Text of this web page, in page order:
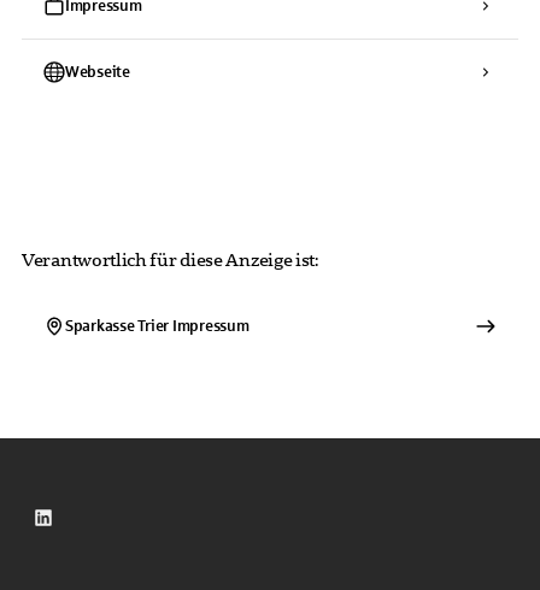
Impressum
Webseite
Verantwortlich für diese Anzeige ist:
Sparkasse Trier Impressum
LinkedIn